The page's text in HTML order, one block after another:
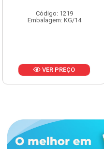
Código: 1219
Embalagem: KG/14
VER PREÇO